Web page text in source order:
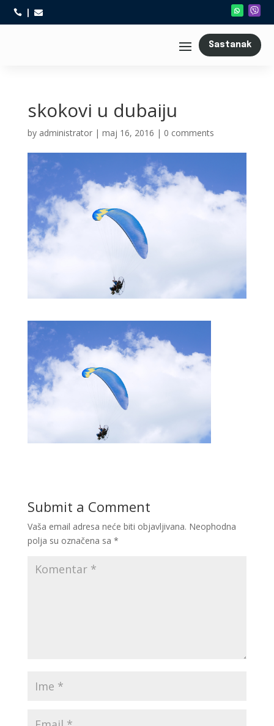
 
Sastanak
skokovi u dubaiju
by administrator| maj 16, 2016 | 0 comments
Submit a Comment
Vaša email adresa neće biti objavljivana. Neophodna
polja su označena sa *